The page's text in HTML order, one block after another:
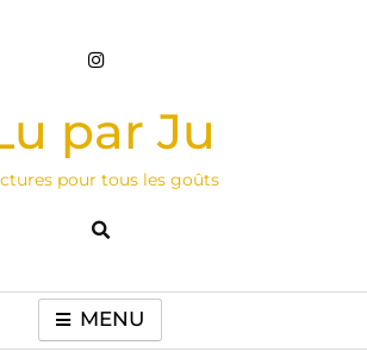
par Ju
pour tous les goûts
MENU